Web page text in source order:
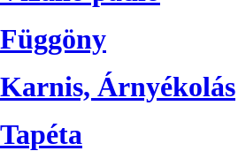
Függöny
Karnis, Árnyékolás
Tapéta